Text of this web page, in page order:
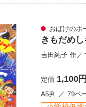
おばけのポ
きもだめ
吉田純子 作／
定価 1,100円
A5判
79ペ